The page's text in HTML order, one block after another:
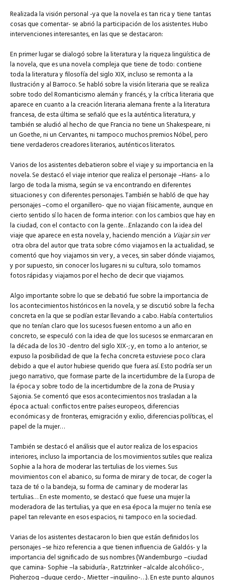
Realizada la visión personal -ya que la novela es tan rica y tiene tantas
cosas que comentar- se abrió la participación de los asistentes. Hubo
intervenciones interesantes, en las que se destacaron:
En primer lugar se dialogó sobre la literatura y la riqueza lingüística de
la novela, que es una novela compleja que tiene de todo: contiene
toda la literatura y filosofía del siglo XIX, incluso se remonta a la
Ilustración y al Barroco. Se habló sobre la visión literaria que se realiza
sobre todo del Romanticismo alemán y francés, y la crítica literaria que
aparece en cuanto a la creación literaria alemana frente a la literatura
francesa, de esta última se señaló que es la auténtica literatura, y
también se aludió al hecho de que Francia no tiene un Shakespeare, ni
un Goethe, ni un Cervantes, ni tampoco muchos premios Nóbel, pero
tiene verdaderos creadores literarios, auténticos literatos.
Varios de los asistentes debatieron sobre el viaje y su importancia en la
novela. Se destacó el viaje interior que realiza el personaje –Hans- a lo
largo de toda la misma, según se va encontrando en diferentes
situaciones y con diferentes personajes. También se habló de que hay
personajes –como el organillero- que no viajan físicamente, aunque en
cierto sentido sí lo hacen de forma interior: con los cambios que hay en
la ciudad, con el contacto con la gente…Enlazando con la idea del
viaje que aparece en esta novela y, haciendo mención a Viajar sin ver
otra obra del autor que trata sobre cómo viajamos en la actualidad, se
comentó que hoy viajamos sin ver y, a veces, sin saber dónde viajamos,
y por supuesto, sin conocer los lugares ni su cultura, solo tomamos
fotos rápidas y viajamos por el hecho de decir que viajamos.
Algo importante sobre lo que se debatió fue sobre la importancia de
los acontecimientos históricos en la novela, y se discutió sobre la fecha
concreta en la que se podían estar llevando a cabo. Había contertulios
que no tenían claro que los sucesos fuesen entorno a un año en
concreto, se especuló con la idea de que los sucesos se enmarcaran en
la década de los 30 -dentro del siglo XIX-; y, en torno a lo anterior, se
expuso la posibilidad de que la fecha concreta estuviese poco clara
debido a que el autor hubiese querido que fuera así. Esto podría ser un
juego narrativo, que formase parte de la incertidumbre de la Europa de
la época y sobre todo de la incertidumbre de la zona de Prusia y
Sajonia. Se comentó que esos acontecimientos nos trasladan a la
época actual: conflictos entre países europeos, diferencias
económicas y de fronteras, emigración y exilio, diferencias políticas, el
papel de la mujer…
También se destacó el análisis que el autor realiza de los espacios
interiores, incluso la importancia de los movimientos sutiles que realiza
Sophie a la hora de moderar las tertulias de los viernes. Sus
movimientos con el abanico, su forma de mirar y de tocar, de coger la
taza de té o la bandeja, su forma de caminar y de moderar las
tertulias… En este momento, se destacó que fuese una mujer la
moderadora de las tertulias, ya que en esa época la mujer no tenía ese
papel tan relevante en esos espacios, ni tampoco en la sociedad.
Varias de los asistentes destacaron lo bien que están definidos los
personajes –se hizo referencia a que tienen influencia de Galdós- y la
importancia del significado de sus nombres (Wandernburgo –ciudad
que camina- Sophie –la sabiduría-, Ratztrinker –alcalde alcohólico-,
Pigherzog –duque cerdo-, Mietter –inquilino-…). En este punto algunos